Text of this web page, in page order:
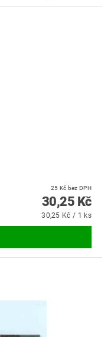
25 Kč bez DPH
30,25 Kč
30,25 Kč / 1 ks